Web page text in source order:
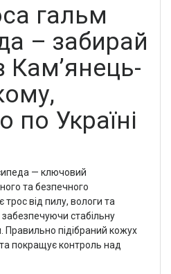
гальм
– забирай
Кам’янець-
по Україні
— ключовий
та безпечного
від пилу, вологи та
стабільну
Правильно підібраний кожух
покращує контроль над